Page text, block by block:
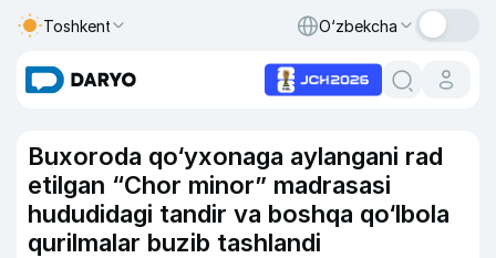
Toshkent O‘zbekcha
Buxoroda qo‘yxonaga aylangani rad
etilgan “Chor minor” madrasasi
hududidagi tandir va boshqa qo‘lbola
qurilmalar buzib tashlandi